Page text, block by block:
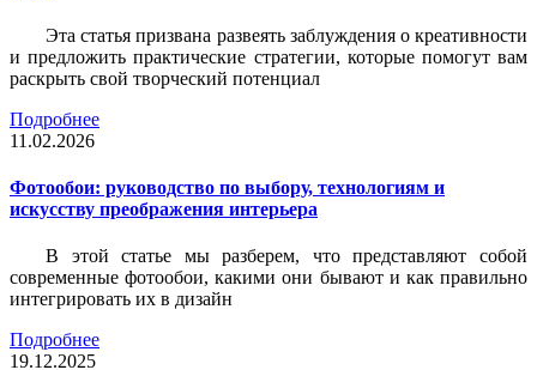
Эта статья призвана развеять заблуждения о креативности
и предложить практические стратегии, которые помогут вам
раскрыть свой творческий потенциал
Подробнее
11.02.2026
Фотообои: руководство по выбору, технологиям и
искусству преображения интерьера
В этой статье мы разберем, что представляют собой
современные фотообои, какими они бывают и как правильно
интегрировать их в дизайн
Подробнее
19.12.2025